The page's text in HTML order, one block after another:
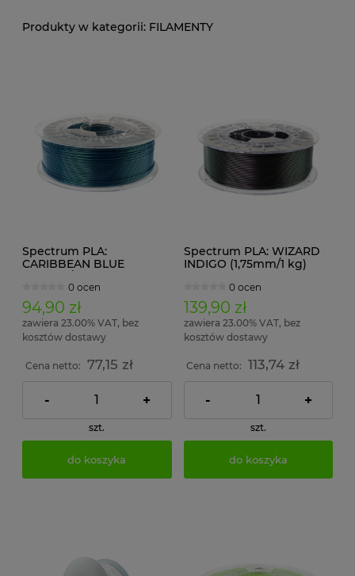
FILAMENTY
Spectrum PLA:
CARIBBEAN BLUE
0 ocen
94,90 zł
zawiera 23.00% VAT, bez
kosztów dostawy
Cena netto: 77,15 zł
- +
szt.
do koszyka
Spectrum PLA: WIZARD
INDIGO (1,75mm/1 kg)
0 ocen
139,90 zł
zawiera 23.00% VAT, bez
kosztów dostawy
Cena netto: 113,74 zł
- +
szt.
do koszyka